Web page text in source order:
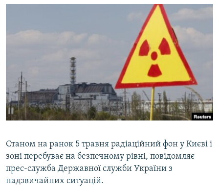
СВІТ
ПРИАЗОВ’Я
ФОТО
СПЕЦПРОЄКТИ
ПОДКАСТИ
КРИМ РЕАЛІЇ
РУС
УКР
Станом на ранок 5 травня радіаційний фон у Києві і
зоні перебуває на безпечному рівні, повідомляє
прес-служба Державної служби України з
надзвичайних ситуацій.